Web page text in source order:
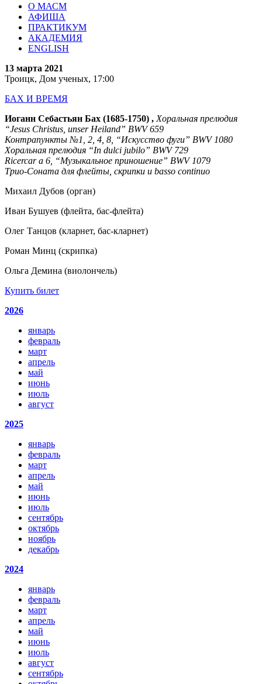
О МАСМ
АФИША
ПРАКТИКУМ
АКАДЕМИЯ
ENGLISH
13 марта 2021
Троицк, Дом ученых, 17:00
БАХ И ВРЕМЯ
Иоганн Себастьян Бах (1685-1750) , Хоральная прелюдия
“Jesus Christus, unser Heiland” BWV 659
Контрапункты №1, 2, 4, 8, “Искусство фуги” BWV 1080
Хоральная прелюдия “In dulci jubilo” BWV 729
Ricercar а 6, “Музыкальное приношение” BWV 1079
Трио-Соната для флейты, скрипки и basso continuo
Михаил Дубов (орган)
Иван Бушуев (флейта, бас-флейта)
Олег Танцов (кларнет, бас-кларнет)
Роман Минц (скрипка)
Ольга Демина (виолончель)
Купить билет
2026
январь
февраль
март
апрель
май
июнь
июль
август
2025
январь
февраль
март
апрель
май
июнь
июль
сентябрь
октябрь
ноябрь
декабрь
2024
январь
февраль
март
апрель
май
июнь
июль
август
сентябрь